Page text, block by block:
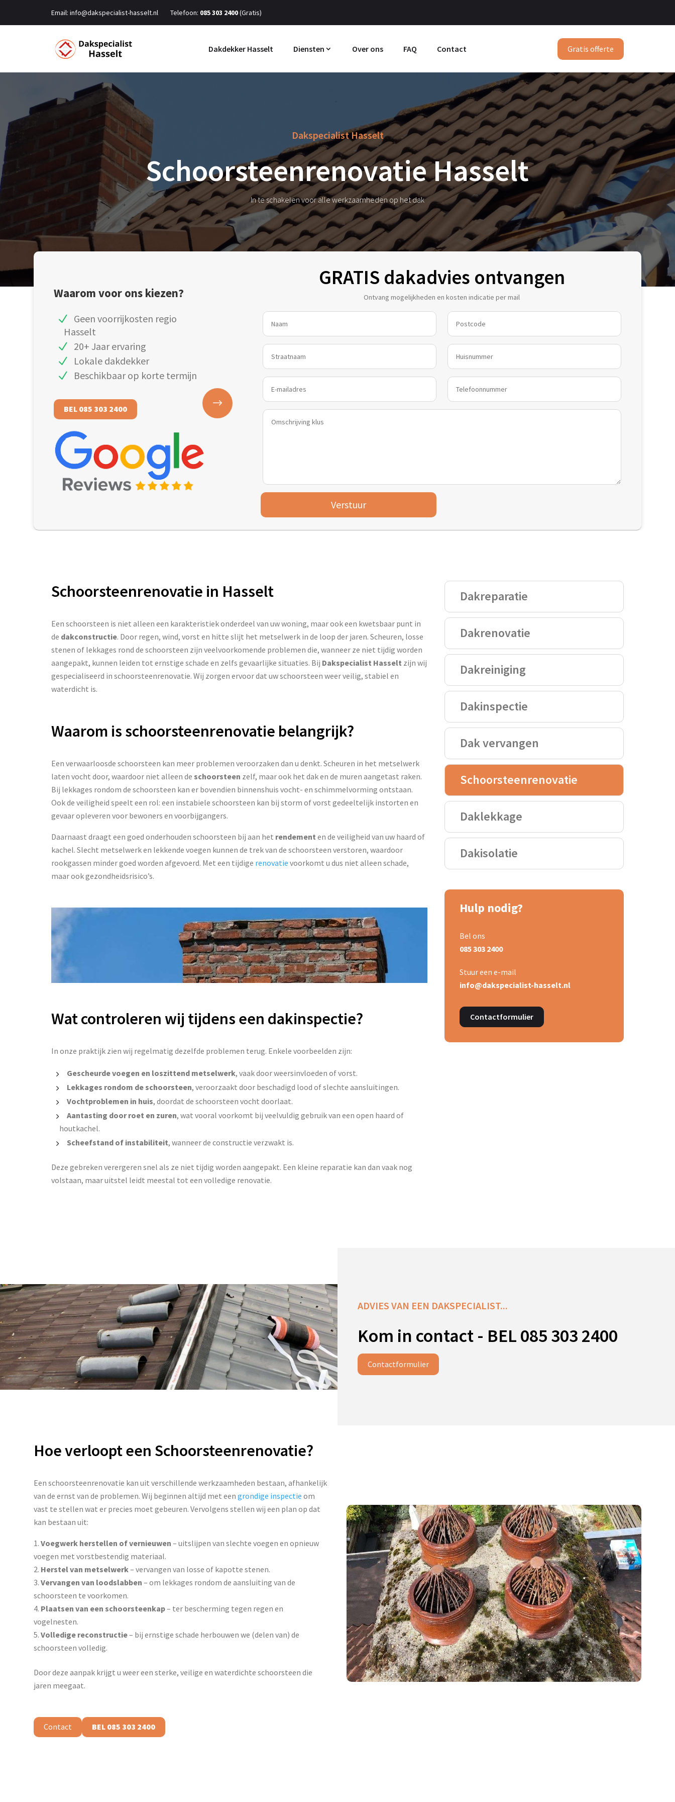
Email: info@dakspecialist-hasselt.nl Telefoon: 085 303 2400(Gratis)
Dakdekker Hasselt Diensten Over ons FAQ Contact Gratis offerte
Dakspecialist Hasselt
Schoorsteenrenovatie Hasselt
In te schakelen voor alle werkzaamheden op het dak
Waarom voor ons kiezen?
Geen voorrijkosten regio
Hasselt
20+ Jaar ervaring
Lokale dakdekker
Beschikbaar op korte termijn
BEL 085 303 2400
GRATIS dakadvies ontvangen
Ontvang mogelijkheden en kosten indicatie per mail
Verstuur
Schoorsteenrenovatie in Hasselt
Een schoorsteen is niet alleen een karakteristiek onderdeel van uw woning, maar ook een kwetsbaar punt in
de dakconstructie. Door regen, wind, vorst en hitte slijt het metselwerk in de loop der jaren. Scheuren, losse
stenen of lekkages rond de schoorsteen zijn veelvoorkomende problemen die, wanneer ze niet tijdig worden
aangepakt, kunnen leiden tot ernstige schade en zelfs gevaarlijke situaties. Bij Dakspecialist Hasselt zijn wij
gespecialiseerd in schoorsteenrenovatie. Wij zorgen ervoor dat uw schoorsteen weer veilig, stabiel en
waterdicht is.
Waarom is schoorsteenrenovatie belangrijk?
Een verwaarloosde schoorsteen kan meer problemen veroorzaken dan u denkt. Scheuren in het metselwerk
laten vocht door, waardoor niet alleen de schoorsteen zelf, maar ook het dak en de muren aangetast raken.
Bij lekkages rondom de schoorsteen kan er bovendien binnenshuis vocht- en schimmelvorming ontstaan.
Ook de veiligheid speelt een rol: een instabiele schoorsteen kan bij storm of vorst gedeeltelijk instorten en
gevaar opleveren voor bewoners en voorbijgangers.
Daarnaast draagt een goed onderhouden schoorsteen bij aan het rendement en de veiligheid van uw haard of
kachel. Slecht metselwerk en lekkende voegen kunnen de trek van de schoorsteen verstoren, waardoor
rookgassen minder goed worden afgevoerd. Met een tijdige renovatie voorkomt u dus niet alleen schade,
maar ook gezondheidsrisico’s.
Wat controleren wij tijdens een dakinspectie?
In onze praktijk zien wij regelmatig dezelfde problemen terug. Enkele voorbeelden zijn:
Gescheurde voegen en loszittend metselwerk, vaak door weersinvloeden of vorst.
Lekkages rondom de schoorsteen, veroorzaakt door beschadigd lood of slechte aansluitingen.
Vochtproblemen in huis, doordat de schoorsteen vocht doorlaat.
Aantasting door roet en zuren, wat vooral voorkomt bij veelvuldig gebruik van een open haard of
houtkachel.
Scheefstand of instabiliteit, wanneer de constructie verzwakt is.
Deze gebreken verergeren snel als ze niet tijdig worden aangepakt. Een kleine reparatie kan dan vaak nog
volstaan, maar uitstel leidt meestal tot een volledige renovatie.
Dakreparatie
Dakrenovatie
Dakreiniging
Dakinspectie
Dak vervangen
Schoorsteenrenovatie
Daklekkage
Dakisolatie
Hulp nodig?
Bel ons
085 303 2400
Stuur een e-mail
info@dakspecialist-hasselt.nl
Contactformulier
ADVIES VAN EEN DAKSPECIALIST...
Kom in contact - BEL 085 303 2400
Contactformulier
Hoe verloopt een Schoorsteenrenovatie?
Een schoorsteenrenovatie kan uit verschillende werkzaamheden bestaan, afhankelijk
van de ernst van de problemen. Wij beginnen altijd met eengrondige inspectie om
vast te stellen wat er precies moet gebeuren. Vervolgens stellen wij een plan op dat
kan bestaan uit:
Voegwerk herstellen of vernieuwen – uitslijpen van slechte voegen en opnieuw
voegen met vorstbestendig materiaal.
Herstel van metselwerk– vervangen van losse of kapotte stenen.
Vervangen van loodslabben – om lekkages rondom de aansluiting van de
schoorsteen te voorkomen.
Plaatsen van een schoorsteenkap– ter bescherming tegen regen en
vogelnesten.
Volledige reconstructie– bij ernstige schade herbouwen we (delen van) de
schoorsteen volledig.
Door deze aanpak krijgt u weer een sterke, veilige en waterdichte schoorsteen die
jaren meegaat.
Contact BEL 085 303 2400